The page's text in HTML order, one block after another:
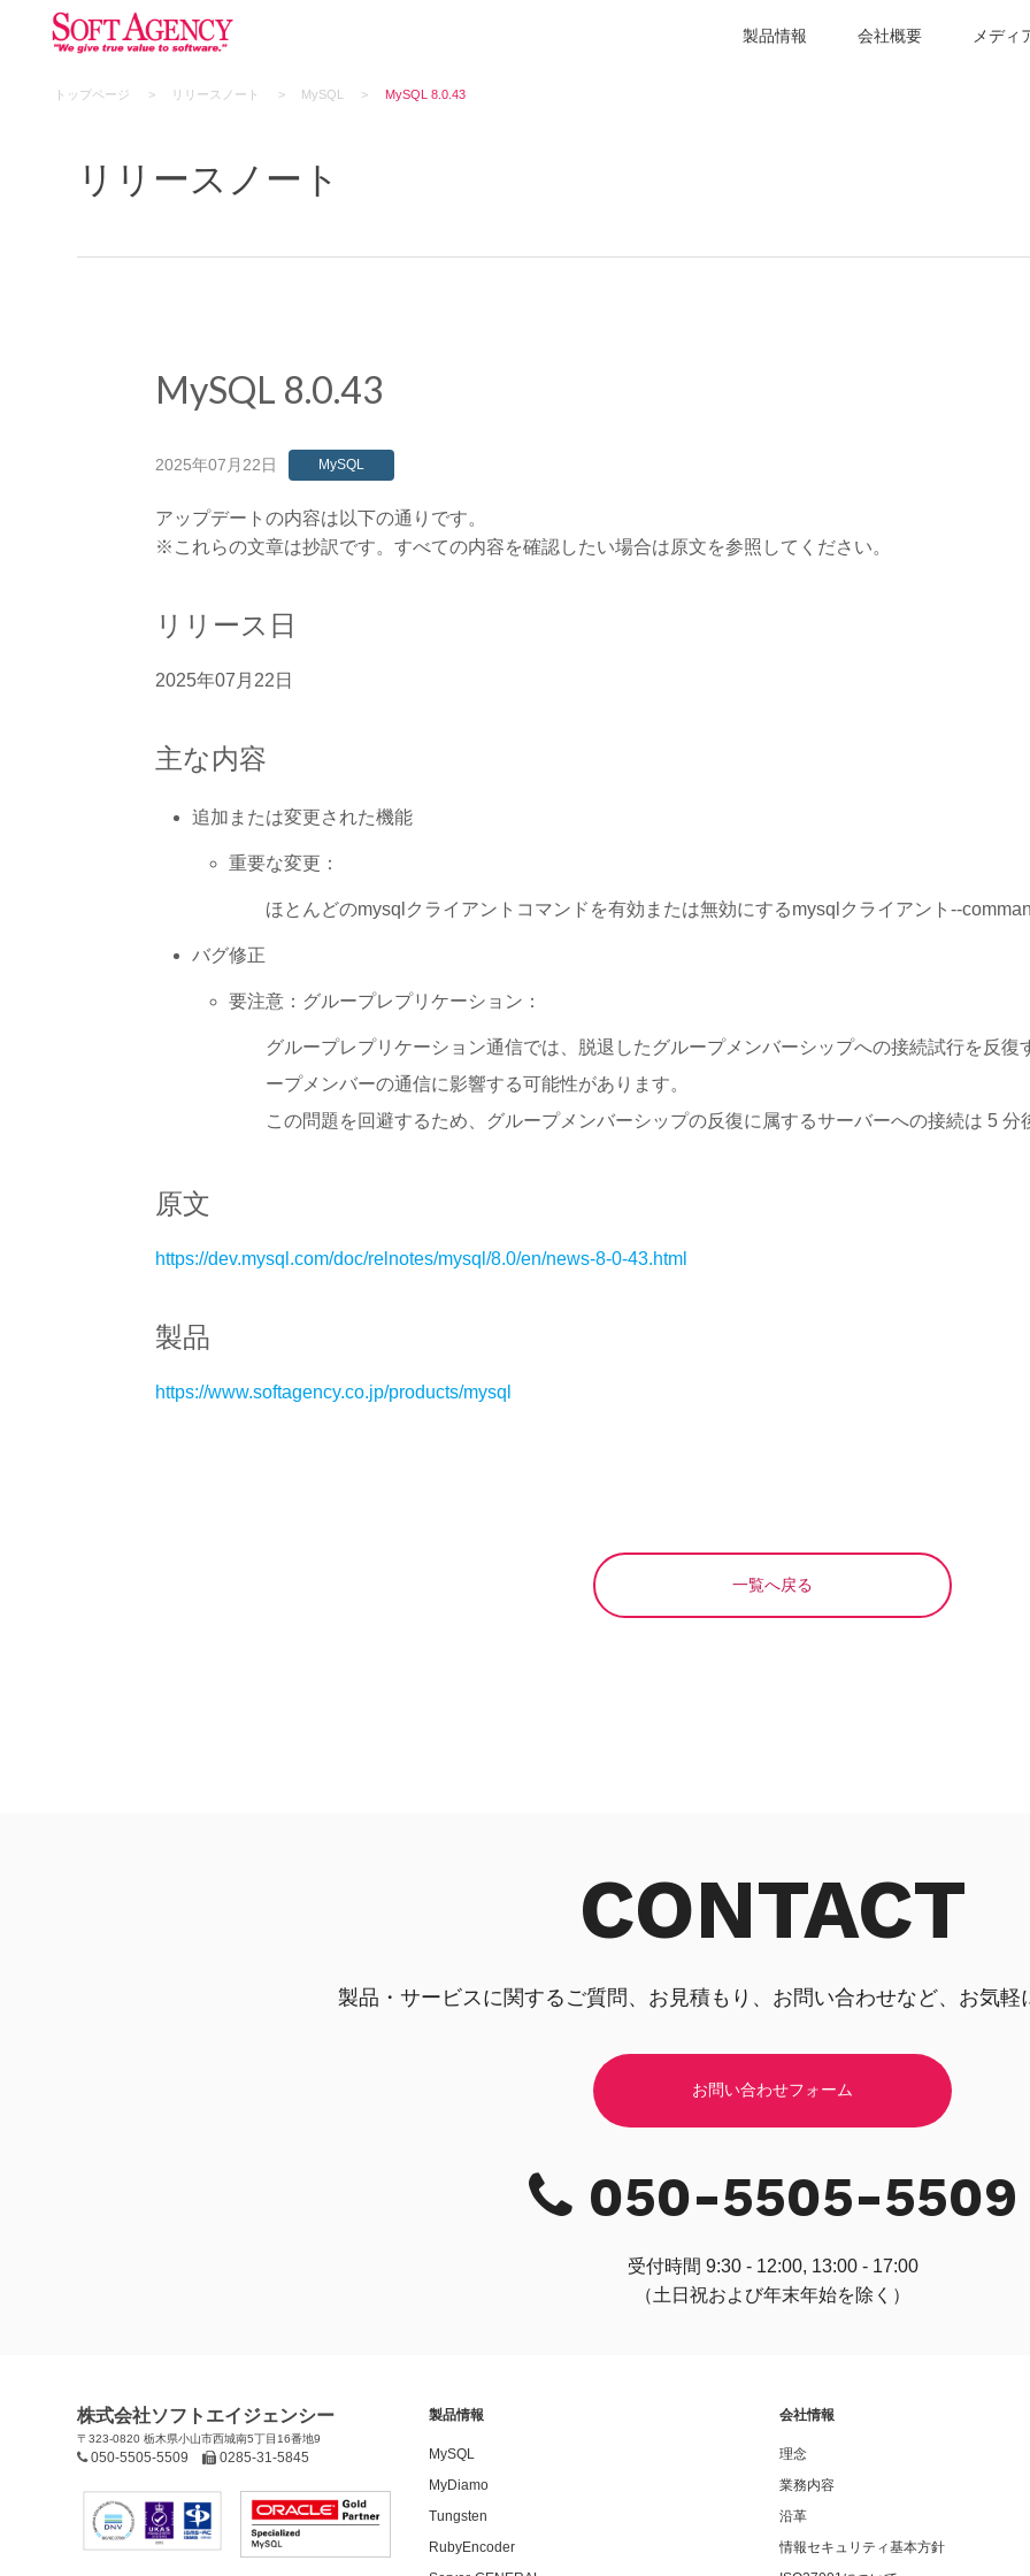
製品情報 会社概要 メディ
トップページ リリースノート MySQL MySQL 8.0.43
リリースノート
MySQL 8.0.43
2025年07月22日 MySQL
アップデートの内容は以下の通りです。
※これらの文章は抄訳です。すべての内容を確認したい場合は原文を参照してください。
リリース日
2025年07月22日
主な内容
追加または変更された機能
重要な変更：
ほとんどのmysqlクライアントコマンドを有効または無効にするmysqlクライアント--
バグ修正
要注意：グループレプリケーション：
グループレプリケーション通信では、脱退したグループメンバーシップへの接続試行を反
ープメンバーの通信に影響する可能性があります。
この問題を回避するため、グループメンバーシップの反復に属するサーバーへの接続は 5 分
原文
https://dev.mysql.com/doc/relnotes/mysql/8.0/en/news-8-0-43.html
製品
https://www.softagency.co.jp/products/mysql
一覧へ戻る
CONTACT
製品・サービスに関するご質問、お見積もり、お問い合わせなど、お気軽
お問い合わせフォーム
050-5505-5509
受付時間 9:30 - 12:00, 13:00 - 17:00
（土日祝および年末年始を除く）
株式会社ソフトエイジェンシー
〒323-0820 栃木県小山市西城南5丁目16番地9
050-5505-5509 0285-31-5845
製品情報
MySQL
MyDiamo
Tungsten
RubyEncoder
会社情報
理念
業務内容
沿革
情報セキュリティ基本方針